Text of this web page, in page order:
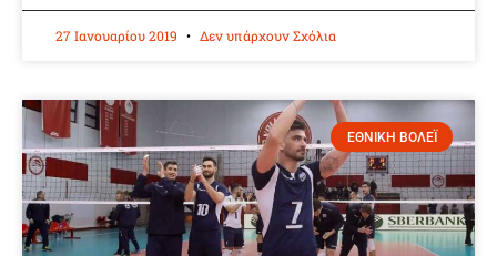
27 Ιανουαρίου 2019 Δεν υπάρχουν Σχόλια
ΕΘΝΙΚΗ ΒΟΛΕΪ